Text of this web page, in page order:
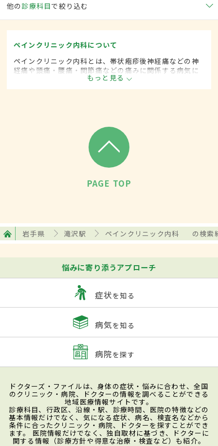
他の 診療科目で絞り込む
ペインクリニック内科について
ペインクリニック内科とは、帯状疱疹後神経痛などの神
経痛や頭痛・腰痛・関節痛などの痛みに関係する病気に
対して、麻酔を用いた治療法などを用いて治療する内科
の一領域です。平成20年4月の制度改正前は、ペインク
もっと見る
PAGE TOP
岩手県 滝沢駅 ペインクリニック内科 の検索
悩みに寄り添うアプローチ
症状を知る
病気を知る
病院を探す
ドクターズ・ファイルは、身体の症状・悩みに合わせ、全国
のクリニック・病院、ドクターの情報を調べることができる
地域医療情報サイトです。
診療科目、行政区、沿線・駅、診療時間、医院の特徴などの
基本情報だけでなく、気になる症状、病名、検査名などから
条件に合ったクリニック・病院、ドクターを探すことができ
ます。 医院情報だけでなく、独自取材に基づき、ドクターに
関する情報（診療方針や得意な治療・検査など）も紹介。